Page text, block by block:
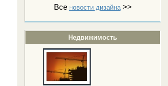
Все новости дизайна>>
Недвижимость